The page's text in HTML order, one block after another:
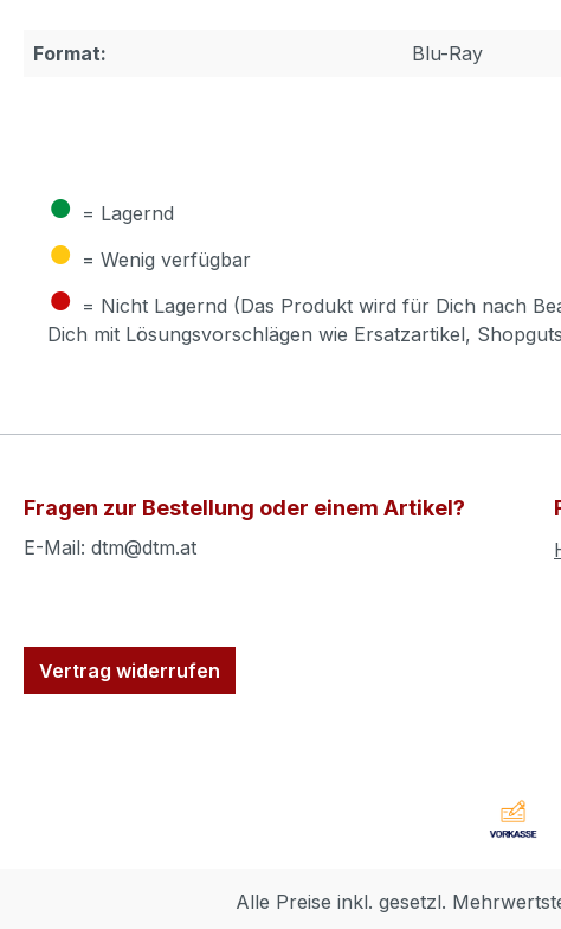
Format: Blu-Ray
● = Lagernd
● = Wenig verfügbar
● = Nicht Lagernd (Das Produkt wird für Dich nach
Dich mit Lösungsvorschlägen wie Ersatzartikel,
Fragen zur Bestellung oder einem Artikel?
E-Mail: dtm@dtm.at
Vertrag widerrufen
Alle Preise inkl. gesetzl.